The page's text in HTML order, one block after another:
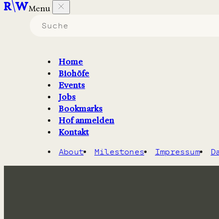
Menu
Home
Biohöfe
Events
Jobs
Bookmarks
Hof anmelden
Kontakt
About Milestones Impressum
3000-Hektar-Gut in der Märkischen Schweiz, das